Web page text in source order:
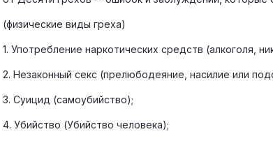
(физические виды греха)
1. Употребление наркотических средств (алкоголя,
2. Незаконный секс (прелюбодеяние, насилие или
3. Суицид (самоубийство);
4. Убийство (Убийство человека);